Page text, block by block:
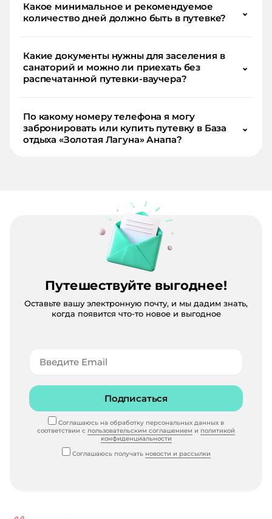
Какое минимальное и рекомендуемое
количество дней должно быть в путевке?
⌄
Какие документы нужны для заселения в
санаторий и можно ли приехать без
распечатанной путевки-ваучера?
⌄
По какому номеру телефона я могу
забронировать или купить путевку в База
отдыха «Золотая Лагуна» Анапа?
⌄
Путешествуйте выгоднее!
Оставьте вашу электронную почту, и мы дадим знать,
когда появится что-то новое и выгодное
Подписаться
Соглашаюсь на обработку персональных данных в
соответствии с пользовательским соглашением и политикой
конфиденциальности
Соглашаюсь получать новости и рассылки